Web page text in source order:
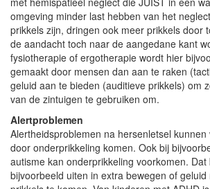
omgeving minder last hebben van het
prikkels zijn, dringen ook meer prikkels door
de aandacht toch naar de aangedane kant
fysiotherapie of ergotherapie wordt hier
gemaakt door mensen dan aan te raken
geluid aan te bieden (auditieve prikkels) om
van de zintuigen te gebruiken om.
Alertproblemen
Alertheidsproblemen na hersenletsel
door onderprikkeling komen. Ook bij
autisme kan onderprikkeling voorkomen. Dat
bijvoorbeeld uiten in extra bewegen of